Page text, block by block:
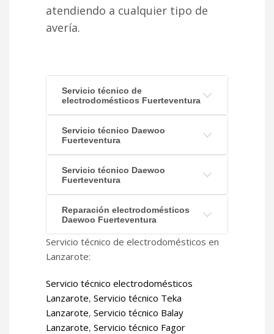
atendiendo a cualquier tipo de
avería.
Servicio técnico de
electrodomésticos Fuerteventura
Servicio técnico Daewoo
Fuerteventura
Servicio técnico Daewoo
Fuerteventura
Reparación electrodomésticos
Daewoo Fuerteventura
Servicio técnico de electrodomésticos en
Lanzarote:
Servicio técnico electrodomésticos
Lanzarote, Servicio técnico Teka
Lanzarote, Servicio técnico Balay
Lanzarote, Servicio técnico Fagor